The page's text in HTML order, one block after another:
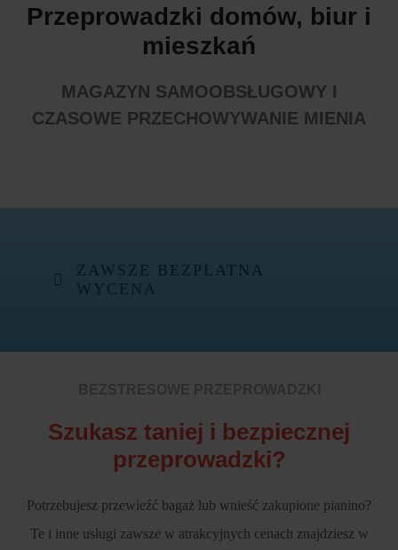
Przeprowadzki domów, biur i
mieszkań
MAGAZYN SAMOOBSŁUGOWY I
CZASOWE PRZECHOWYWANIE MIENIA
ZAWSZE BEZPŁATNA
WYCENA
Szukasz taniej i bezpiecznej
przeprowadzki?
Potrzebujesz przewieźć bagaż lub wnieść zakupione pianino?
Te i inne usługi zawsze w atrakcyjnych cenach znajdziesz w